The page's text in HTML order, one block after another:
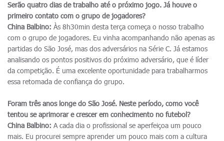
Serão quatro dias de trabalho até o próximo jogo. Já houve o
primeiro contato com o grupo de jogadores?
China Balbino: Às 8h30min desta terça começa o nosso trabalho
com o grupo de jogadores. Eu vinha acompanhando não apenas as
partidas do São José, mas dos adversários na Série C. Já estamos
analisando os pontos positivos do próximo adversário, que é líder
da competição. É uma excelente oportunidade para trabalharmos
essa retomada de confiança do grupo.
Foram três anos longe do São José. Neste período, como você
tentou se aprimorar e crescer em conhecimento no futebol?
China Balbino: A cada dia o profissional se aperfeiçoa um pouco
mais. Eu procurei sempre aprender um pouco mais com a cultura